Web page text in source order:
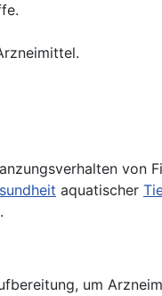
von
aquatischer
um